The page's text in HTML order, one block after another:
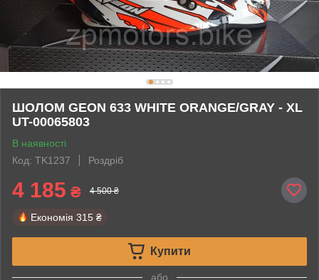
ШОЛОМ GEON 633 WHITE ORANGE/GRAY - XL
UT-00065803
В наявності
Код: TK1237
Роздріб
4 185 ₴ 4 500 ₴
Економія 315 ₴
Купити
або